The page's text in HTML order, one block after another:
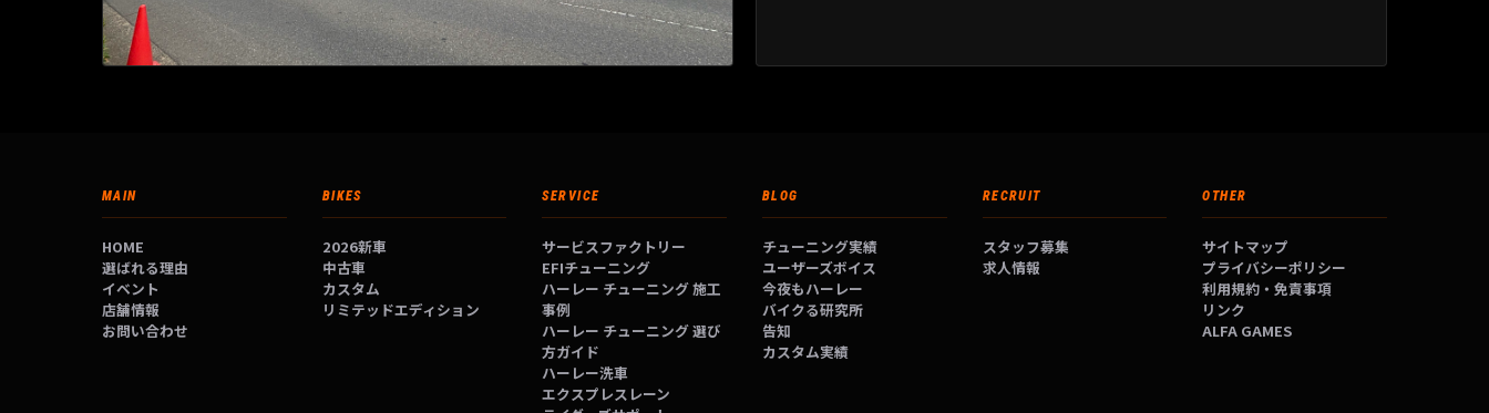
MAIN
HOME
選ばれる理由
イベント
店舗情報
お問い合わせ
BIKES
2026新車
中古車
カスタム
リミテッドエディション
SERVICE
サービスファクトリー
EFIチューニング
ハーレー チューニング 施工
事例
ハーレー チューニング 選び
方ガイド
ハーレー洗車
エクスプレスレーン
BLOG
チューニング実績
ユーザーズボイス
今夜もハーレー
バイクる研究所
告知
カスタム実績
RECRUIT
スタッフ募集
求人情報
OTHER
サイトマップ
プライバシーポリシー
利用規約・免責事項
リンク
ALFA GAMES